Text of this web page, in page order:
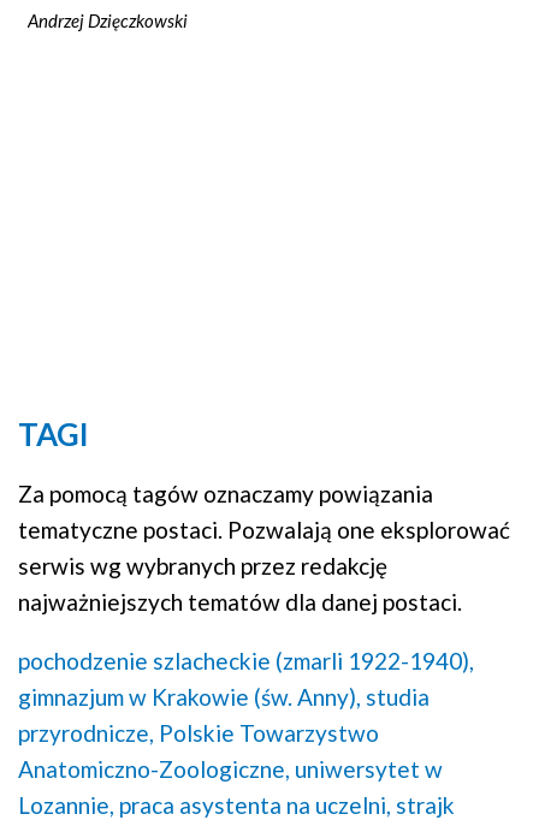
Andrzej Dzięczkowski
TAGI
Za pomocą tagów oznaczamy powiązania
tematyczne postaci. Pozwalają one eksplorować
serwis wg wybranych przez redakcję
najważniejszych tematów dla danej postaci.
pochodzenie szlacheckie (zmarli 1922-1940),
gimnazjum w Krakowie (św. Anny), studia
przyrodnicze, Polskie Towarzystwo
Anatomiczno-Zoologiczne, uniwersytet w
Lozannie, praca asystenta na uczelni, strajk